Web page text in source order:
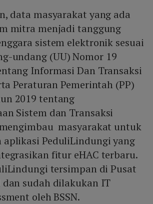
data masyarakat yang ada
mitra menjadi tanggung
sistem elektronik sesuai
undang (UU) Nomor 19
Informasi Dan Transaksi
Peraturan Pemerintah (PP)
2019 tentang
Sistem dan Transaksi
masyarakat untuk
aplikasi PeduliLindungi yang
fitur eHAC terbaru.
tersimpan di Pusat
dan sudah dilakukan IT
oleh BSSN.